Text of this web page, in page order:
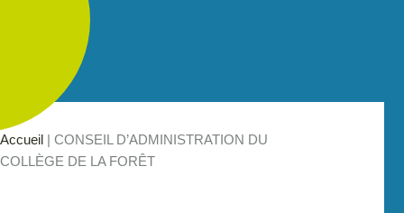
Accueil | CONSEIL D’ADMINISTRATION DU
COLLÈGE DE LA FORÊT